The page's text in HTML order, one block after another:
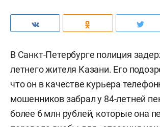
В Санкт-Петербурге полиция
летнего жителя Казани. Его
что он в качестве курьера
мошенников забрал у 84-летней
более 6 млн рублей, которые она